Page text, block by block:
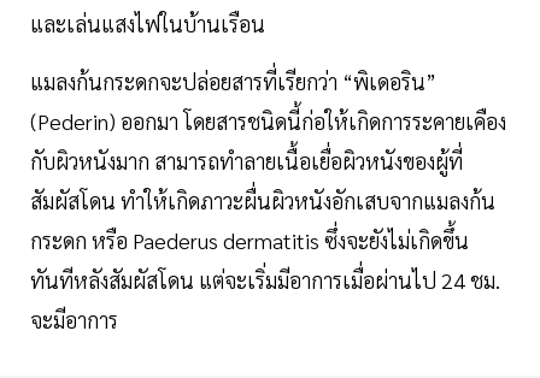
และเล่นแสงไฟในบ้านเรือน
แมลงก้นกระดกจะปล่อยสารที่เรียกว่า “พิเดอริน”
(Pederin) ออกมา โดยสารชนิดนี้ก่อให้เกิดการระคายเคือง
กับผิวหนังมาก สามารถทำลายเนื้อเยื่อผิวหนังของผู้ที่
สัมผัสโดน ทำให้เกิดภาวะผื่นผิวหนังอักเสบจากแมลงก้น
กระดก หรือ Paederus dermatitis ซึ่งจะยังไม่เกิดขึ้น
ทันทีหลังสัมผัสโดน แต่จะเริ่มมีอาการเมื่อผ่านไป 24 ชม.
จะมีอาการ